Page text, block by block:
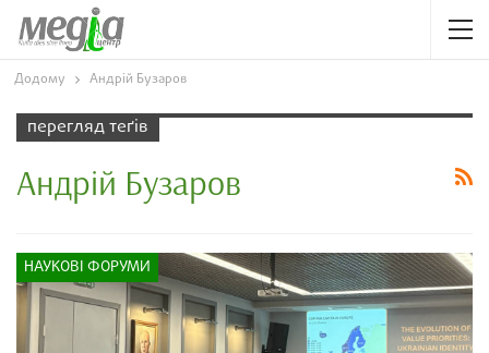
Додому Андрій Бузаров
перегляд теґів
Андрій Бузаров
НАУКОВІ ФОРУМИ